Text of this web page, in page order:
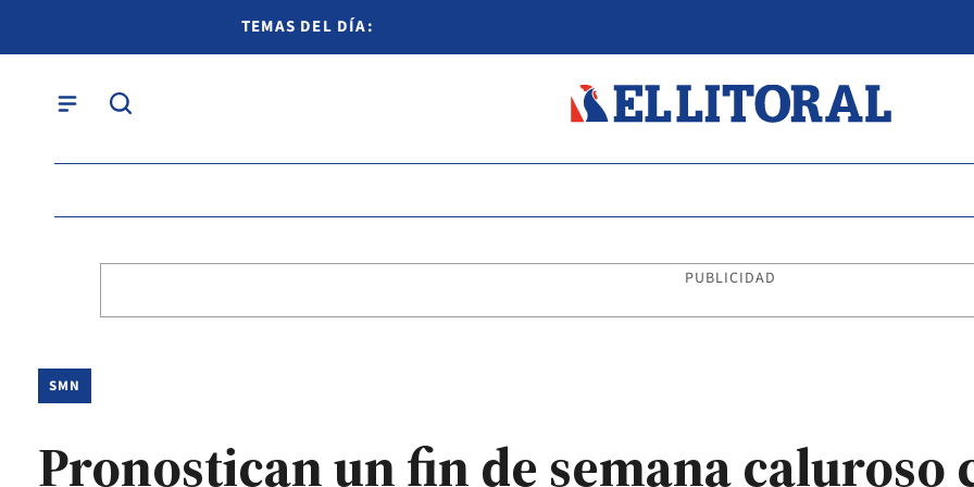
TEMAS DEL DÍA:
PUBLICIDAD
SMN
Pronostican un fin de semana caluroso